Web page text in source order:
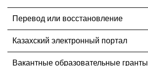
Перевод или восстановление
Казахский электронный портал
Вакантные образовательные гранты